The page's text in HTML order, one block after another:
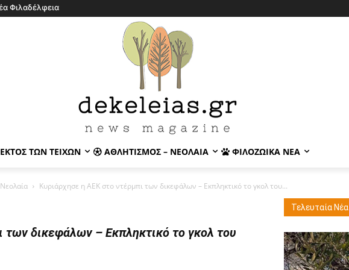
Φιλαδέλφεια
ΕΚΤΌΣ ΤΩΝ ΤΕΙΧΏΝ ΑΘΛΗΤΙΣΜΌΣ – ΝΕΟΛΑΊΑ ΦΙΛΟΖΩΙΚΆ ΝΈΑ
Κυριάρχησε η ΑΕΚ στο ντέρμπι των δικεφάλων – Εκπληκτικό το γκολ του...
των δικεφάλων – Εκπληκτικό το γκολ του
Τελευταία Νέα